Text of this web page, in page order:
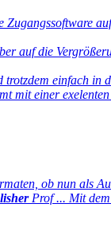
auf die
einfach in
einer
ob nun als
Prof ... Mit